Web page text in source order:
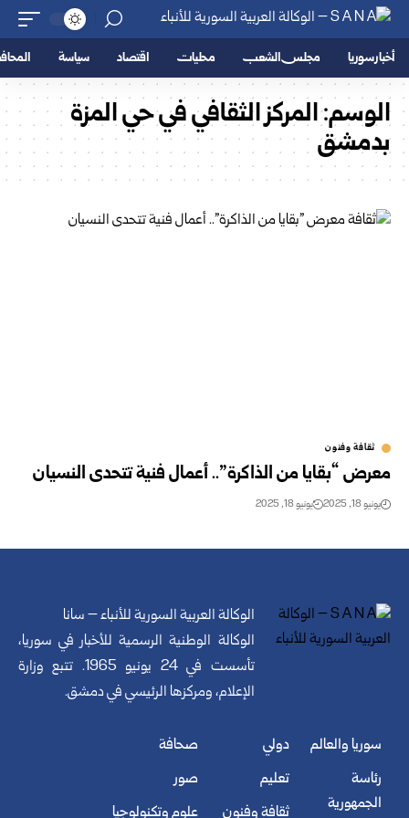
أخبار سوريا مجلس الشعب محليات اقتصاد سياسة
الوسم:المركز الثقافي في حي المزة
بدمشق
ثقافة وفنون
معرض “بقايا من الذاكرة”.. أعمال فنية تتحدى النسيان
يونيو 18, 2025 يونيو 18, 2025
الوكالة العربية السورية للأنباء – سانا
الوكالة الوطنية الرسمية للأخبار في سوريا،
تأسست في 24 يونيو 1965. تتبع وزارة
الإعلام، ومركزها الرئيسي في دمشق.
سوريا والعالم
رئاسة
الجمهورية
دولي
تعليم
ثقافة وفنون
صحافة
صور
علوم وتكنولوجيا